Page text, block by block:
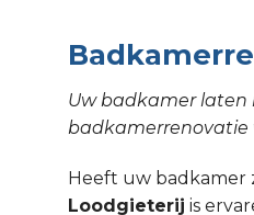
Uw badkamer laten
badkamerrenovatie
Heeft uw badkamer
Loodgieterij is